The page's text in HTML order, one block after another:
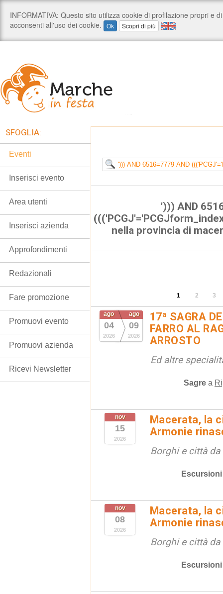
'))) AND
nella provincia di
1 2 3
ago
04
2026
ago
09
2026
17ª SAGRA
FARRO AL
ARROSTO
Ed altre
Sagre a
nov
15
2026
Macerata, la
Armonie
Borghi e città
Escursioni
nov
08
2026
Macerata, la
Armonie
Borghi e città
Escursioni
SFOGLIA:
Eventi
Inserisci evento
Area utenti
Inserisci azienda
Approfondimenti
Redazionali
Fare promozione
Promuovi evento
Promuovi azienda
Ricevi Newsletter